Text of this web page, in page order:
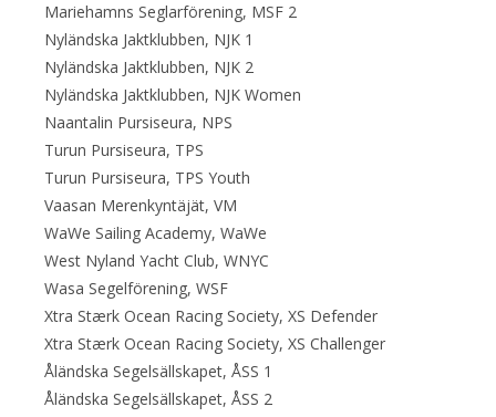
Mariehamns Seglarförening, MSF 2
Nyländska Jaktklubben, NJK 1
Nyländska Jaktklubben, NJK 2
Nyländska Jaktklubben, NJK Women
Naantalin Pursiseura, NPS
Turun Pursiseura, TPS
Turun Pursiseura, TPS Youth
Vaasan Merenkyntäjät, VM
WaWe Sailing Academy, WaWe
West Nyland Yacht Club, WNYC
Wasa Segelförening, WSF
Xtra Stærk Ocean Racing Society, XS Defender
Xtra Stærk Ocean Racing Society, XS Challenger
Åländska Segelsällskapet, ÅSS 1
Åländska Segelsällskapet, ÅSS 2